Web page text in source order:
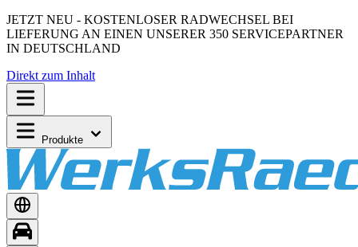
JETZT NEU - KOSTENLOSER RADWECHSEL BEI
LIEFERUNG AN EINEN UNSERER 350 SERVICEPARTNER
IN DEUTSCHLAND
Direkt zum Inhalt
Produkte